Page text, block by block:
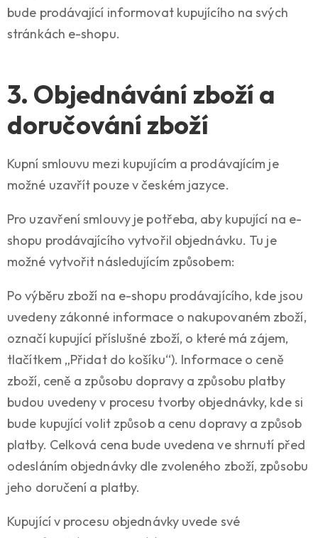
bude prodávající informovat kupujícího na svých
stránkách e-shopu.
3. Objednávání zboží a
doručování zboží
Kupní smlouvu mezi kupujícím a prodávajícím je
možné uzavřít pouze v českém jazyce.
Pro uzavření smlouvy je potřeba, aby kupující na e-
shopu prodávajícího vytvořil objednávku. Tu je
možné vytvořit následujícím způsobem:
Po výběru zboží na e-shopu prodávajícího, kde jsou
uvedeny zákonné informace o nakupovaném zboží,
označí kupující příslušné zboží, o které má zájem,
tlačítkem „Přidat do košíku“). Informace o ceně
zboží, ceně a způsobu dopravy a způsobu platby
budou uvedeny v procesu tvorby objednávky, kde si
bude kupující volit způsob a cenu dopravy a způsob
platby. Celková cena bude uvedena ve shrnutí před
odesláním objednávky dle zvoleného zboží, způsobu
jeho doručení a platby.
Kupující v procesu objednávky uvede své